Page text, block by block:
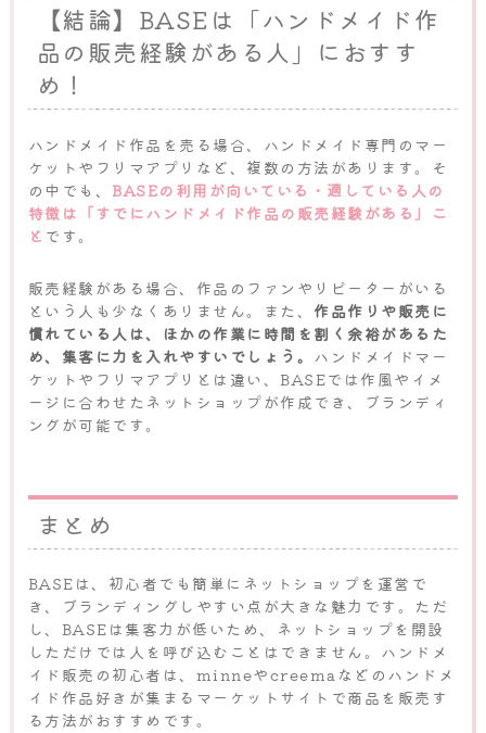
【結論】BASEは「ハンドメイド作
品の販売経験がある人」におすす
め！
ハンドメイド作品を売る場合、ハンドメイド専門のマー
ケットやフリマアプリなど、複数の方法があります。そ
の中でも、 BASEの利用が向いている・適している人の
特徴は「すでにハンドメイド作品の販売経験がある」こ
と です。
販売経験がある場合、作品のファンやリピーターがいる
という人も少なくありません。また、 作品作りや販売に
慣れている人は、ほかの作業に時間を割く余裕があるた
め、集客に力を入れやすいでしょう。 ハンドメイドマー
ケットやフリマアプリとは違い、BASEでは作風やイメ
ージに合わせたネットショップが作成でき、ブランディ
ングが可能です。
まとめ
BASEは、初心者でも簡単にネットショップを運営で
き、ブランディングしやすい点が大きな魅力です。ただ
し、BASEは集客力が低いため、ネットショップを開設
しただけでは人を呼び込むことはできません。ハンドメ
イド販売の初心者は、minneやcreemaなどのハンドメ
イド作品好きが集まるマーケットサイトで商品を販売す
る方法がおすすめです。